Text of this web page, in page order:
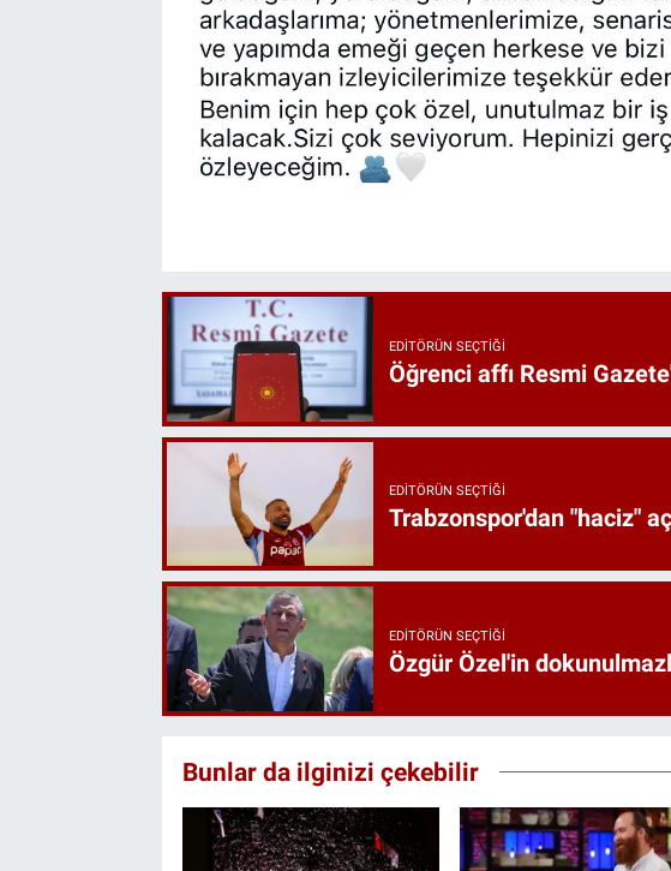
EDITÖRÜN SEÇTIĞI
Öğrenci affı Resmi
EDITÖRÜN SEÇTIĞI
Trabzonspor'dan "haciz"
EDITÖRÜN SEÇTIĞI
Özgür Özel'in
Bunlar da ilginizi çekebilir